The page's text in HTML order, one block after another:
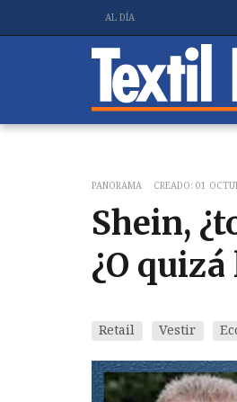
AL DÍA
PANORAMA CREADO: 01
Shein,
¿O
Retail Vestir